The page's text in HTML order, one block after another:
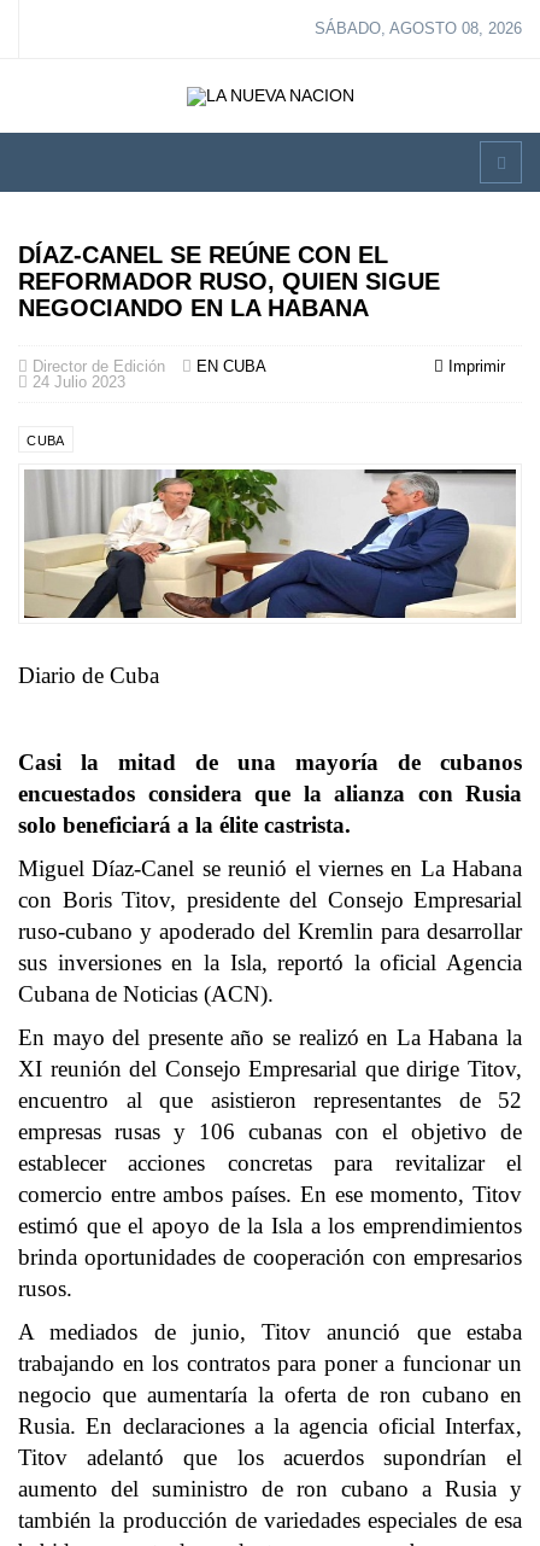
SÁBADO, AGOSTO 08, 2026
DÍAZ-CANEL SE REÚNE CON EL
REFORMADOR RUSO, QUIEN SIGUE
NEGOCIANDO EN LA HABANA
Imprimir
Director de Edición
EN CUBA
24 Julio 2023
CUBA
Diario de Cuba
Casi la mitad de una mayoría de cubanos
encuestados considera que la alianza con Rusia
solo beneficiará a la élite castrista.
Miguel Díaz-Canel se reunió el viernes en La Habana
con Boris Titov, presidente del Consejo Empresarial
ruso-cubano y apoderado del Kremlin para desarrollar
sus inversiones en la Isla, reportó la oficial Agencia
Cubana de Noticias (ACN).
En mayo del presente año se realizó en La Habana la
XI reunión del Consejo Empresarial que dirige Titov,
encuentro al que asistieron representantes de 52
empresas rusas y 106 cubanas con el objetivo de
establecer acciones concretas para revitalizar el
comercio entre ambos países. En ese momento, Titov
estimó que el apoyo de la Isla a los emprendimientos
brinda oportunidades de cooperación con empresarios
rusos.
A mediados de junio, Titov anunció que estaba
trabajando en los contratos para poner a funcionar un
negocio que aumentaría la oferta de ron cubano en
Rusia. En declaraciones a la agencia oficial Interfax,
Titov adelantó que los acuerdos supondrían el
aumento del suministro de ron cubano a Rusia y
también la producción de variedades especiales de esa